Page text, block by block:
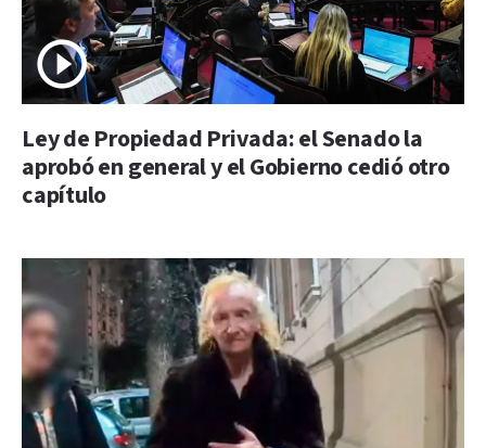
Ley de Propiedad Privada: el Senado la
aprobó en general y el Gobierno cedió otro
capítulo